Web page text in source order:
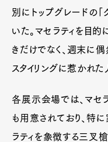
別にトップグレードの
いた。マセラティを目
きだけでなく、週末に
スタイリングに惹かれた
各展示会場では、マセ
も用意されており、特
ラティを象徴する三叉